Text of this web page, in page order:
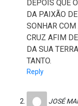
DEPOIS QUE
DA PAIXÃO
SONHAR
CRUZ AFIM
DA SUA
TANTO.
Reply
JOSÉ